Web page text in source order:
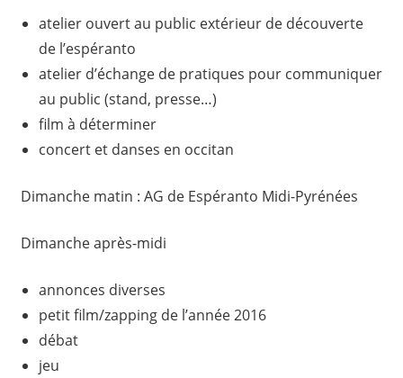
atelier ouvert au public extérieur de découverte
de l’espéranto
atelier d’échange de pratiques pour communiquer
au public (stand, presse…)
film à déterminer
concert et danses en occitan
Dimanche matin : AG de Espéranto Midi-Pyrénées
Dimanche après-midi
annonces diverses
petit film/zapping de l’année 2016
débat
jeu